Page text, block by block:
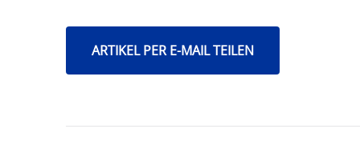
ARTIKEL PER E-MAIL TEILEN